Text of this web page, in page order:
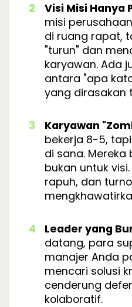
Visi Misi Hanya
misi
di ruang rapat,
"turun" dan
karyawan. Ada
antara "apa
yang dirasakan
Karyawan
bekerja 8-5,
di sana. Mereka
bukan untuk
rapuh, dan
Leader yang
datang, para
manajer Anda
mencari solusi
cenderung
kolaboratif.